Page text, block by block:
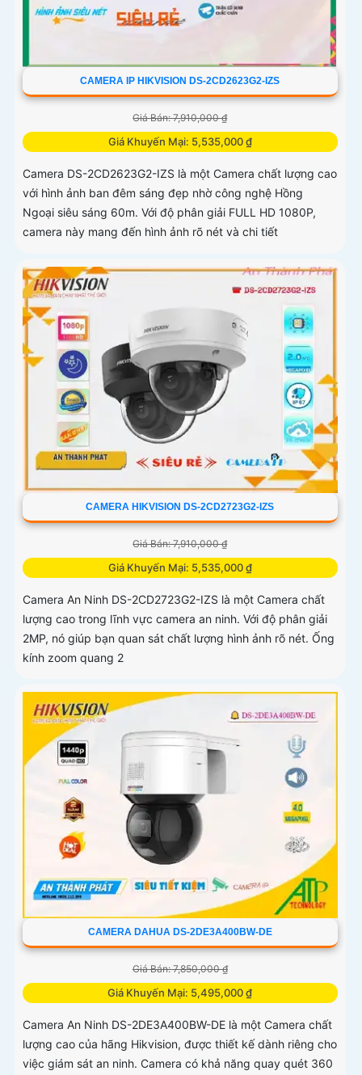
CAMERA IP HIKVISION DS-2CD2623G2-IZS
Giá Bán: 7,910,000 ₫
Giá Khuyến Mại: 5,535,000 ₫
Camera DS-2CD2623G2-IZS là một Camera chất lượng cao
với hình ảnh ban đêm sáng đẹp nhờ công nghệ Hồng
Ngoại siêu sáng 60m. Với độ phân giải FULL HD 1080P,
camera này mang đến hình ảnh rõ nét và chi tiết
CAMERA HIKVISION DS-2CD2723G2-IZS
Giá Bán: 7,910,000 ₫
Giá Khuyến Mại: 5,535,000 ₫
Camera An Ninh DS-2CD2723G2-IZS là một Camera chất
lượng cao trong lĩnh vực camera an ninh. Với độ phân giải
2MP, nó giúp bạn quan sát chất lượng hình ảnh rõ nét. Ống
kính zoom quang 2
CAMERA DAHUA DS-2DE3A400BW-DE
Giá Bán: 7,850,000 ₫
Giá Khuyến Mại: 5,495,000 ₫
Camera An Ninh DS-2DE3A400BW-DE là một Camera chất
lượng cao của hãng Hikvision, được thiết kế dành riêng cho
việc giám sát an ninh. Camera có khả năng quay quét 360